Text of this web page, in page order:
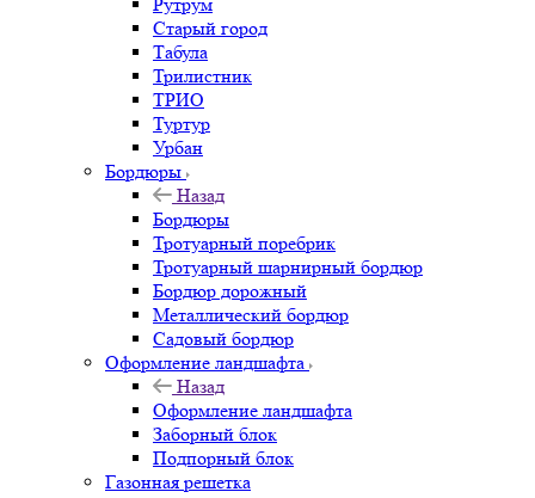
Старый город
Табула
Трилистник
ТРИО
Туртур
Урбан
Бордюры
Назад
Бордюры
Тротуарный поребрик
Тротуарный шарнирный бордюр
Бордюр дорожный
Металлический бордюр
Садовый бордюр
Оформление ландшафта
Назад
Оформление ландшафта
Заборный блок
Подпорный блок
Газонная решетка